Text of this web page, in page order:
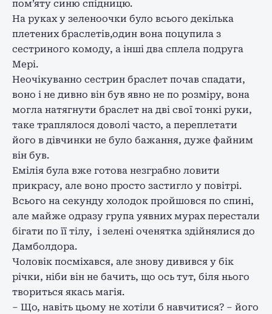
пом’яту синю спідницю.
На руках у зеленоочки було всього декілька
плетених браслетів,один вона поцупила з
сестриного комоду, а інші два сплела подруга
Мері.
Неочікуванно сестрин браслет почав спадати,
воно і не дивно він був явно не по розміру, вона
могла натягнути браслет на дві свої тонкі руки,
таке траплялося доволі часто, а переплетати
його в дівчинки не було бажання, дуже файним
він був.
Емілія була вже готова незграбно ловити
прикрасу, але воно просто застигло у повітрі.
Всього на секунду холодок пройшовся по спині,
але майже одразу група уявних мурах перестали
бігати по її тілу, і зелені оченятка здійнялися до
Дамболдора.
Чоловік посміхався, але знову дивився у бік
річки, ніби він не бачить, що ось тут, біля нього
твориться якась магія.
– Що, навіть цьому не хотіли б навчитися? – його